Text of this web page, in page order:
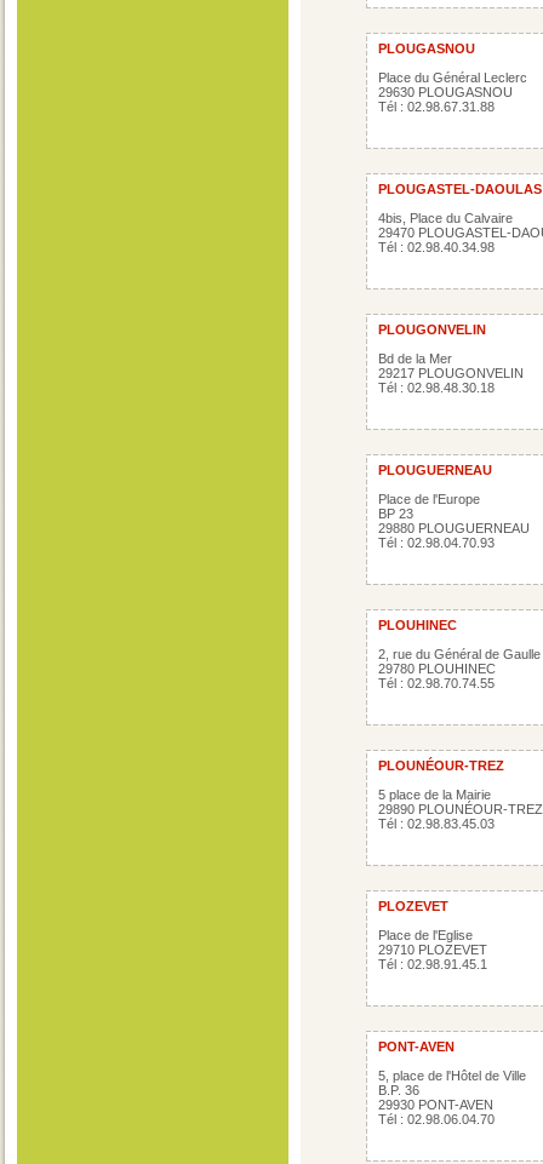
PLOUGASNOU
Place du Général Leclerc
29630 PLOUGASNOU
Tél : 02.98.67.31.88
PLOUGASTEL-DAOULAS
4bis, Place du Calvaire
29470 PLOUGASTEL-
Tél : 02.98.40.34.98
PLOUGONVELIN
Bd de la Mer
29217 PLOUGONVELIN
Tél : 02.98.48.30.18
PLOUGUERNEAU
Place de l'Europe
BP 23
29880 PLOUGUERNEAU
Tél : 02.98.04.70.93
PLOUHINEC
2, rue du Général de Gaulle
29780 PLOUHINEC
Tél : 02.98.70.74.55
PLOUNÉOUR-TREZ
5 place de la Mairie
29890 PLOUNÉOUR-TREZ
Tél : 02.98.83.45.03
PLOZEVET
Place de l'Eglise
29710 PLOZEVET
Tél : 02.98.91.45.1
PONT-AVEN
5, place de l'Hôtel de Ville
B.P. 36
29930 PONT-AVEN
Tél : 02.98.06.04.70